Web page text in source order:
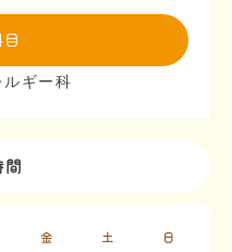
ルギー科
間
金 土 日